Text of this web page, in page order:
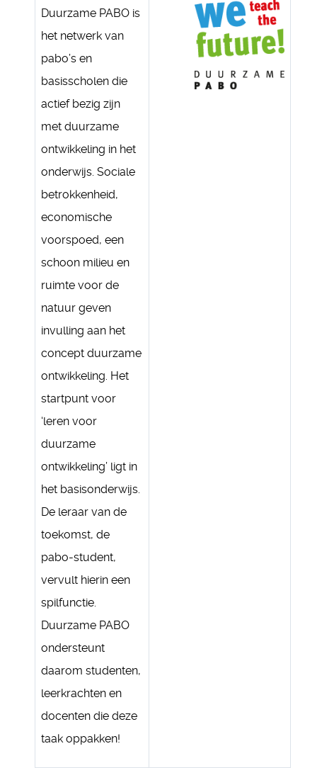
Duurzame PABO is
het netwerk van
pabo’s en
basisscholen die
actief bezig zijn
met duurzame
ontwikkeling in het
onderwijs. Sociale
betrokkenheid,
economische
voorspoed, een
schoon milieu en
ruimte voor de
natuur geven
invulling aan het
concept duurzame
ontwikkeling. Het
startpunt voor
‘leren voor
duurzame
ontwikkeling’ ligt in
het basisonderwijs.
De leraar van de
toekomst, de
pabo-student,
vervult hierin een
spilfunctie.
Duurzame PABO
ondersteunt
daarom studenten,
leerkrachten en
docenten die deze
taak oppakken!